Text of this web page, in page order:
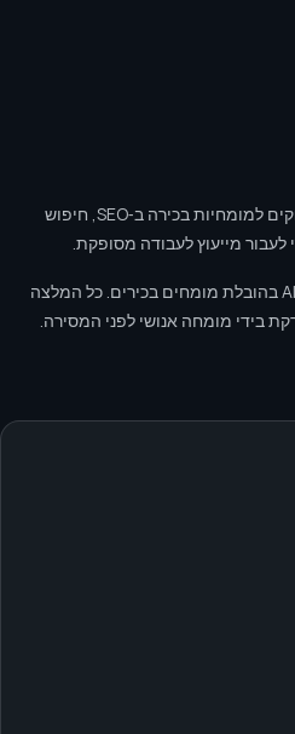
בניתי את SEOH בשביל צוותים שזקוקים למומחיות בכירה ב‑SEO, חיפוש
SEOH היא חברת ייעוץ SEO וחיפוש AI בהובלת מומחים בכירים. כל המלצה
בידי מומחה אנושי לפני המסירה.